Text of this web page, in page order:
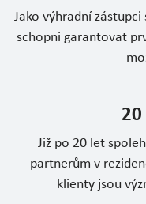
Jako výhradní
schopni garantovat
Již po 20 let
partnerům v
klienty jsou